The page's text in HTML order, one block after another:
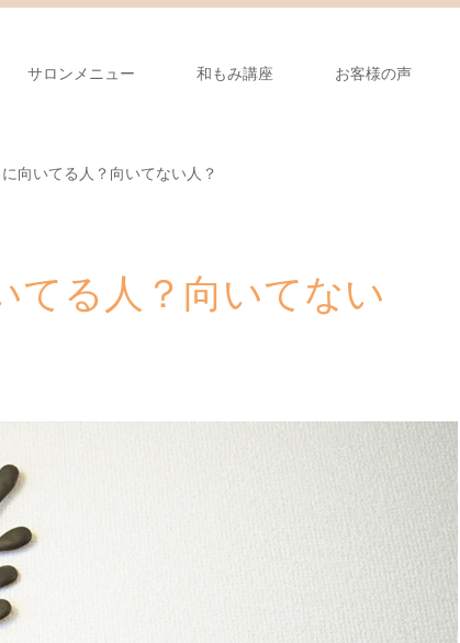
サロンメニュー 和もみ講座 お客様の声
向いてる人？向いてない人？
てる人？向いてない